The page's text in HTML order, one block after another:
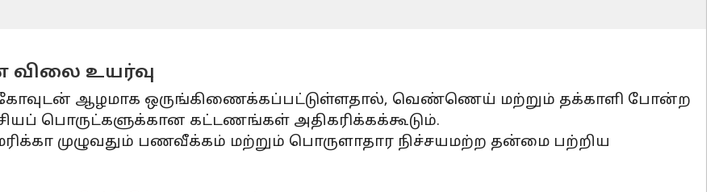
விலை உயர்வு
ஆழமாக ஒருங்கிணைக்கப்பட்டுள்ளதால், வெண்ணெய் மற்றும் தக்காளி போன்ற
பொருட்களுக்கான கட்டணங்கள் அதிகரிக்கக்கூடும்.
முழுவதும் பணவீக்கம் மற்றும் பொருளாதார நிச்சயமற்ற தன்மை பற்றிய